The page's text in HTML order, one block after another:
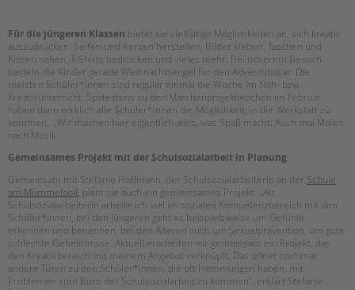
schoolcoach BTL
tandem international
KARRIERE
Stellenangebote
tandem als Arbeitgeberin
NEWS/BLOG
unkuerzbar
Briefe an Kai
PRESSE
Magazin
Für die jüngeren Klassen bietet sie vielfältige Möglichkeiten an, sich kreativ
auszudrücken: Seifen und Kerzen herstellen, Bilder kleben, Taschen und
Kissen nähen, T-Shirts bedrucken und vieles mehr. Bei unserem Besuch
basteln die Kinder gerade Weihnachtsengel für den Adventsbasar. Die
meisten Schüler*innen sind regulär einmal die Woche im Näh- bzw.
Kreativunterricht. Spätestens zu den Märchenprojektwochen im Februar
haben dann wirklich alle Schüler*innen die Möglichkeit, in die Werkstatt zu
kommen. „Wir machen hier eigentlich alles, was Spaß macht. Auch mal Malen
nach Musik.
Gemeinsames Projekt mit der Schulsozialarbeit in Planung
Gemeinsam mit Stefanie Hoffmann, der Schulsozialarbeiterin an der Schule
am Mummelsoll, plant sie auch ein gemeinsames Projekt. „Als
Schulsozialarbeiterin arbeite ich viel im sozialen Kompetenzbereich mit den
Schüler*innen, bei den Jüngeren geht es beispielsweise um Gefühle
erkennen und benennen, bei den Älteren auch um Sexualprävention, um gute
schlechte Geheimnisse. Aktuell erarbeiten wir gemeinsam ein Projekt, das
den Kreativbereich mit meinem Angebot verknüpft. Das öffnet nochmal
andere Türen zu den Schüler*innen, die oft Hemmungen haben, mit
Problemen zum Büro der Schulsozialarbeit zu kommen“, erklärt Stefanie